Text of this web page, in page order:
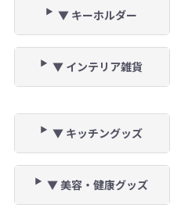
▼ キーホルダー
▼ インテリア雑貨
▼ キッチングッズ
▼ 美容・健康グッズ